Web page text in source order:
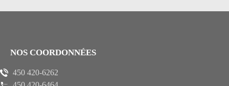
NOS COORDONNÉES
450 420-6262